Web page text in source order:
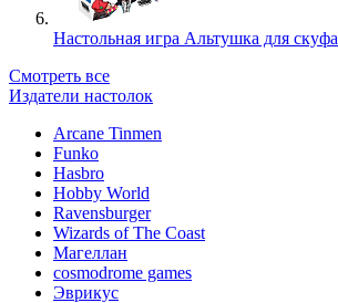
Настольная игра Альтушка для скуфа
Смотреть все
Издатели настолок
Arcane Tinmen
Funko
Hasbro
Hobby World
Ravensburger
Wizards of The Coast
Магеллан
сosmodrome games
Эврикус